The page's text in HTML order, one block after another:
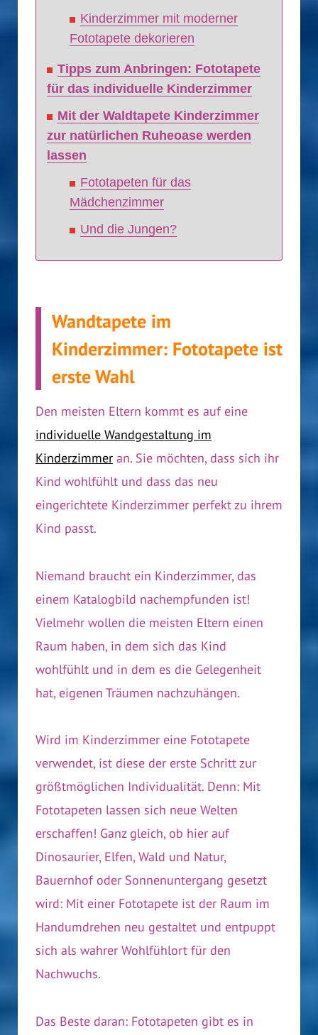
Kinderzimmer mit moderner
Fototapete dekorieren
Tipps zum Anbringen: Fototapete
für das individuelle Kinderzimmer
Mit der Waldtapete Kinderzimmer
zur natürlichen Ruheoase werden
lassen
Fototapeten für das
Mädchenzimmer
Und die Jungen?
Wandtapete im
Kinderzimmer: Fototapete ist
erste Wahl
Den meisten Eltern kommt es auf eine
individuelle Wandgestaltung im
Kinderzimmer an. Sie möchten, dass sich ihr
Kind wohlfühlt und dass das neu
eingerichtete Kinderzimmer perfekt zu ihrem
Kind passt.
Niemand braucht ein Kinderzimmer, das
einem Katalogbild nachempfunden ist!
Vielmehr wollen die meisten Eltern einen
Raum haben, in dem sich das Kind
wohlfühlt und in dem es die Gelegenheit
hat, eigenen Träumen nachzuhängen.
Wird im Kinderzimmer eine Fototapete
verwendet, ist diese der erste Schritt zur
größtmöglichen Individualität. Denn: Mit
Fototapeten lassen sich neue Welten
erschaffen! Ganz gleich, ob hier auf
Dinosaurier, Elfen, Wald und Natur,
Bauernhof oder Sonnenuntergang gesetzt
wird: Mit einer Fototapete ist der Raum im
Handumdrehen neu gestaltet und entpuppt
sich als wahrer Wohlfühlort für den
Nachwuchs.
Das Beste daran: Fototapeten gibt es in